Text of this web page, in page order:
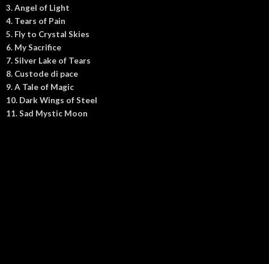
3. Angel of Light
4. Tears of Pain
5. Fly to Crystal Skies
6. My Sacrifice
7. Silver Lake of Tears
8. Custode di pace
9. A Tale of Magic
10. Dark Wings of Steel
11. Sad Mystic Moon